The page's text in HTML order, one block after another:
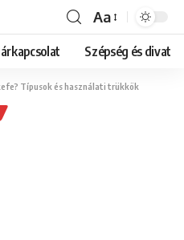
Font
Resizer
Aa
Szépség és divat
Típusok és használati trükkök